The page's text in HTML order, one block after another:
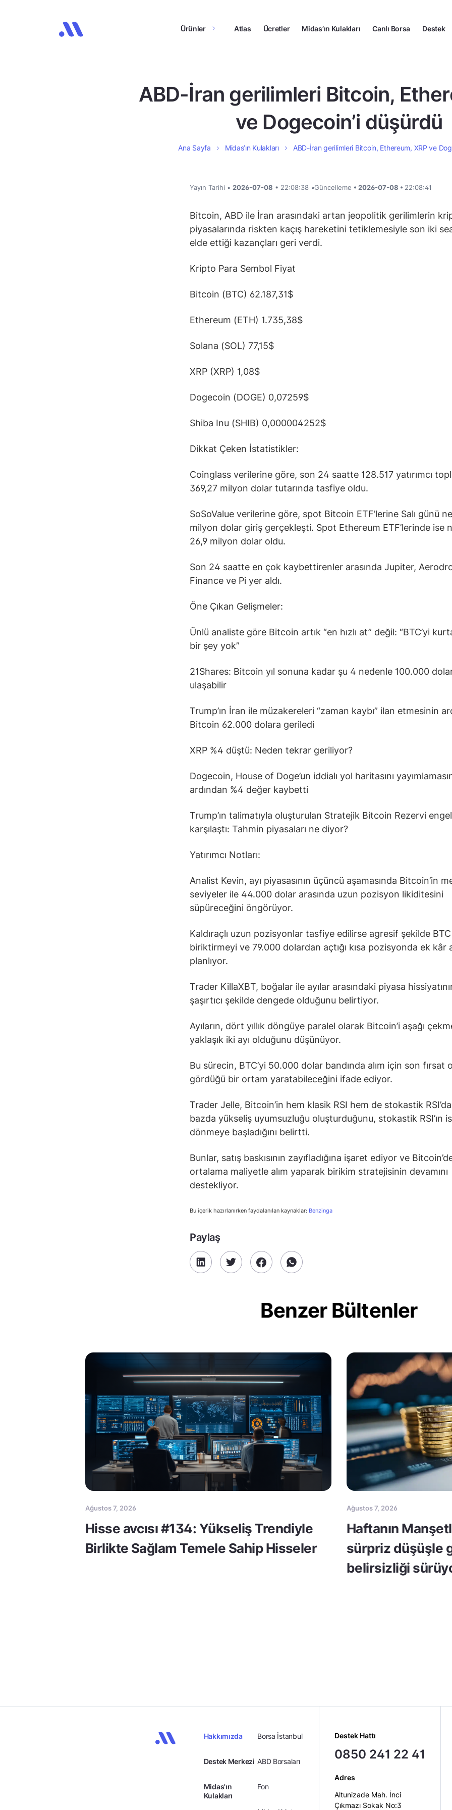
Ürünler Atlas Ücretler Midas’ın Kulakları Canlı Borsa Destek
ABD-İran gerilimleri Bitcoin,
ve Dogecoin’i düşürdü
Ana Sayfa Midas’ın Kulakları ABD-İran gerilimleri Bitcoin, Ethereum, XRP ve
Yayın Tarihi • 2026-07-08 • 22:08:38 •Güncelleme • 2026-07-08 • 22:08:41
Bitcoin, ABD ile İran arasındaki artan jeopolitik gerilimlerin
piyasalarında riskten kaçış hareketini tetiklemesiyle son iki
elde ettiği kazançları geri verdi.
Kripto Para Sembol Fiyat
Bitcoin (BTC) 62.187,31$
Ethereum (ETH) 1.735,38$
Solana (SOL) 77,15$
XRP (XRP) 1,08$
Dogecoin (DOGE) 0,07259$
Shiba Inu (SHIB) 0,000004252$
Dikkat Çeken İstatistikler:
Coinglass verilerine göre, son 24 saatte 128.517 yatırımcı
369,27 milyon dolar tutarında tasfiye oldu.
SoSoValue verilerine göre, spot Bitcoin ETF’lerine Salı günü
milyon dolar giriş gerçekleşti. Spot Ethereum ETF’lerinde ise
26,9 milyon dolar oldu.
Son 24 saatte en çok kaybettirenler arasında Jupiter,
Finance ve Pi yer aldı.
Öne Çıkan Gelişmeler:
Ünlü analiste göre Bitcoin artık “en hızlı at” değil: “BTC’yi
bir şey yok”
21Shares: Bitcoin yıl sonuna kadar şu 4 nedenle 100.000
ulaşabilir
Trump’ın İran ile müzakereleri “zaman kaybı” ilan etmesinin
Bitcoin 62.000 dolara geriledi
XRP %4 düştü: Neden tekrar geriliyor?
Dogecoin, House of Doge’un iddialı yol haritasını
ardından %4 değer kaybetti
Trump’ın talimatıyla oluşturulan Stratejik Bitcoin Rezervi
karşılaştı: Tahmin piyasaları ne diyor?
Yatırımcı Notları:
Analist Kevin, ayı piyasasının üçüncü aşamasında Bitcoin’in
seviyeler ile 44.000 dolar arasında uzun pozisyon likiditesini
süpüreceğini öngörüyor.
Kaldıraçlı uzun pozisyonlar tasfiye edilirse agresif şekilde BTC
biriktirmeyi ve 79.000 dolardan açtığı kısa pozisyonda ek kâr
planlıyor.
Trader KillaXBT, boğalar ile ayılar arasındaki piyasa
şaşırtıcı şekilde dengede olduğunu belirtiyor.
Ayıların, dört yıllık döngüye paralel olarak Bitcoin’i aşağı
yaklaşık iki ayı olduğunu düşünüyor.
Bu sürecin, BTC’yi 50.000 dolar bandında alım için son fırsat
gördüğü bir ortam yaratabileceğini ifade ediyor.
Trader Jelle, Bitcoin’in hem klasik RSI hem de stokastik
bazda yükseliş uyumsuzluğu oluşturduğunu, stokastik RSI’ın
dönmeye başladığını belirtti.
Bunlar, satış baskısının zayıfladığına işaret ediyor ve
ortalama maliyetle alım yaparak birikim stratejisinin devamını
destekliyor.
Bu içerik hazırlanırken faydalanılan kaynaklar: Benzinga
Paylaş
Benzer Bültenler
Ağustos 7, 2026
Hisse avcısı #134: Yükseliş Trendiyle
Birlikte Sağlam Temele Sahip Hisseler
Ağustos 7, 2026
Haftanın
sürpriz düşüşle
belirsizliği
Hakkımızda
Destek Merkezi
Midas'ın
Kulakları
Borsa İstanbul
ABD Borsaları
Fon
Destek Hattı
0850 241 22 41
Adres
Altunizade Mah. İnci
Çıkmazı Sokak No:3